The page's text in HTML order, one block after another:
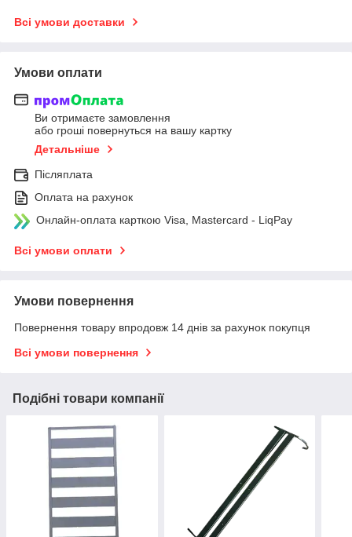
Всі умови доставки
Умови оплати
Ви отримаєте замовлення
або гроші повернуться на вашу картку
Детальніше
Післяплата
Оплата на рахунок
Онлайн-оплата карткою Visa, Mastercard - LiqPay
Всі умови оплати
Умови повернення
Повернення товару впродовж 14 днів за рахунок покупця
Всі умови повернення
Подібні товари компанії